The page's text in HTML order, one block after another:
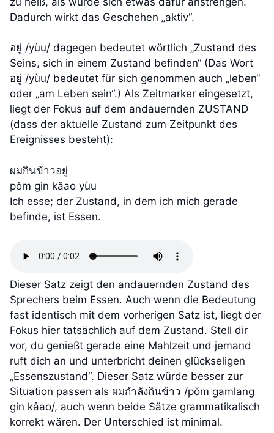
Dadurch wirkt das Geschehen „aktiv“.
อยู่ /yùu/ dagegen bedeutet wörtlich „Zustand des
Seins, sich in einem Zustand befinden“ (Das Wort
อยู่ /yùu/ bedeutet für sich genommen auch „leben“
oder „am Leben sein“.) Als Zeitmarker eingesetzt,
liegt der Fokus auf dem andauernden ZUSTAND
(dass der aktuelle Zustand zum Zeitpunkt des
Ereignisses besteht):
ผมกินข้าวอยู่
pǒm gin kâao yùu
Ich esse; der Zustand, in dem ich mich gerade
befinde, ist Essen.
Dieser Satz zeigt den andauernden Zustand des
Sprechers beim Essen. Auch wenn die Bedeutung
fast identisch mit dem vorherigen Satz ist, liegt der
Fokus hier tatsächlich auf dem Zustand. Stell dir
vor, du genießt gerade eine Mahlzeit und jemand
ruft dich an und unterbricht deinen glückseligen
„Essenszustand“. Dieser Satz würde besser zur
Situation passen als ผมกำลังกินข้าว /pǒm gamlang
gin kâao/, auch wenn beide Sätze grammatikalisch
korrekt wären. Der Unterschied ist minimal.